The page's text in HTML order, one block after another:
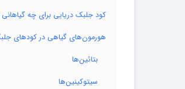
کود جلبک دریایی برای چه
هورمون‌های گیاهی در کودهای
بتائین‌ها
سیتوکینین‌ها